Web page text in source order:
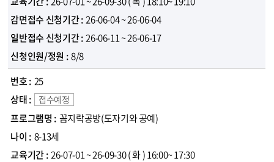
26-06-04 ~ 26-06-04
26-06-11 ~ 26-06-17
8/8
25
접수예정
꼼지락공방(도자기와 공예)
8-13세
26-07-01 ~ 26-09-30( 화 )16:00~ 17:30